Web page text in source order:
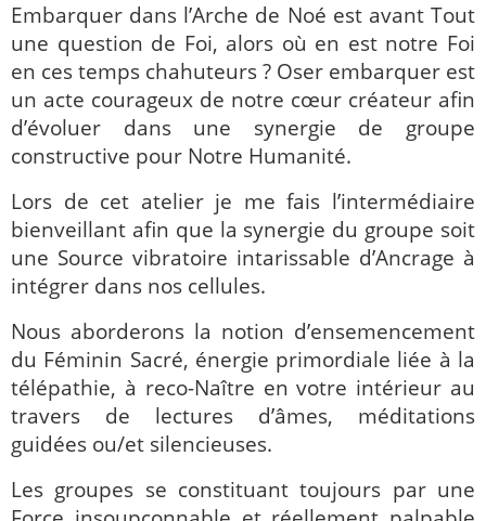
Embarquer dans l’Arche de Noé est avant Tout
une question de Foi, alors où en est notre Foi
en ces temps chahuteurs ? Oser embarquer est
un acte courageux de notre cœur créateur afin
d’évoluer dans une synergie de groupe
constructive pour Notre Humanité.
Lors de cet atelier je me fais l’intermédiaire
bienveillant afin que la synergie du groupe soit
une Source vibratoire intarissable d’Ancrage à
intégrer dans nos cellules.
Nous aborderons la notion d’ensemencement
du Féminin Sacré, énergie primordiale liée à la
télépathie, à reco-Naître en votre intérieur au
travers de lectures d’âmes, méditations
guidées ou/et silencieuses.
Les groupes se constituant toujours par une